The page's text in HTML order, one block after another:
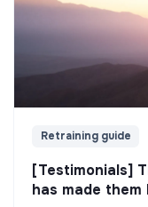
Retraining guide
[Testimonials]
has made them